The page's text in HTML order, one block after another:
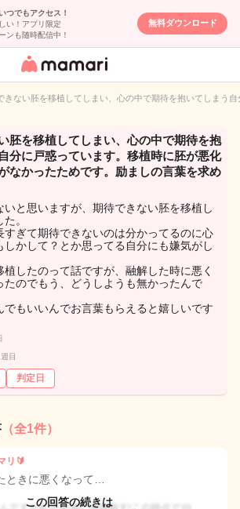
つでもアクセス！
い！アプリ限定
ンも随時配信中！
無料ダウンロード
女性専用匿名QA
イト
きない胚を移植してしまい、心の中で期待を抱いてしまう
胚を移植してしまい、心の中で期待を抱
分に戸惑っています。移植時に胚が悪化
なかったためです。励ましの言葉を求め
いと思いますが、期待できない胚を移植し
。
すぎて期待できないのは分かってるのに心
しかして？とか思ってる自分にも嫌気がし
植したのって話ですが、融解した時に悪く
たのでもう、どうしようも無かったんで
でもいいんでお言葉もらえると嬉しいです
目
判定日
（全1件）
リ🔰
ときに悪くなって…
この回答の続きは